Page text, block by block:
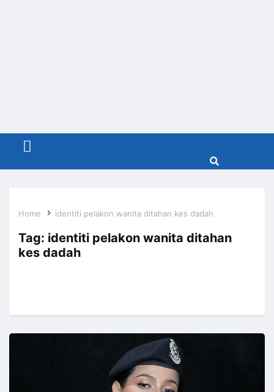
Menu
Home identiti pelakon wanita ditahan kes dadah
Tag: identiti pelakon wanita ditahan
kes dadah